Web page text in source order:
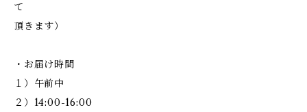
て
頂きます）
・お届け時間
１）午前中
２）14:00-16:00